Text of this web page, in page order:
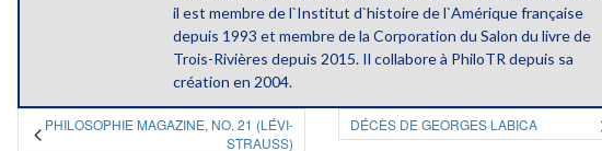
il est membre de l`Institut d`histoire de l`Amérique française
depuis 1993 et membre de la Corporation du Salon du livre de
Trois-Rivières depuis 2015. Il collabore à PhiloTR depuis sa
création en 2004.
PHILOSOPHIE MAGAZINE, NO. 21 (LÉVI-
STRAUSS)
DÉCÈS DE GEORGES LABICA